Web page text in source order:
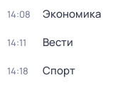
14:08 Экономика
14:11 Вести
14:18 Спорт